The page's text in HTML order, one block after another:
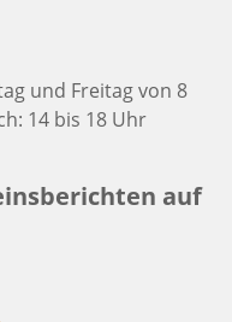
und Freitag von 8
14 bis 18 Uhr
auf